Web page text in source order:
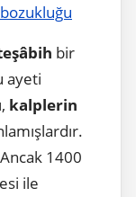
bir
ayeti
, kalplerin
1400
ile